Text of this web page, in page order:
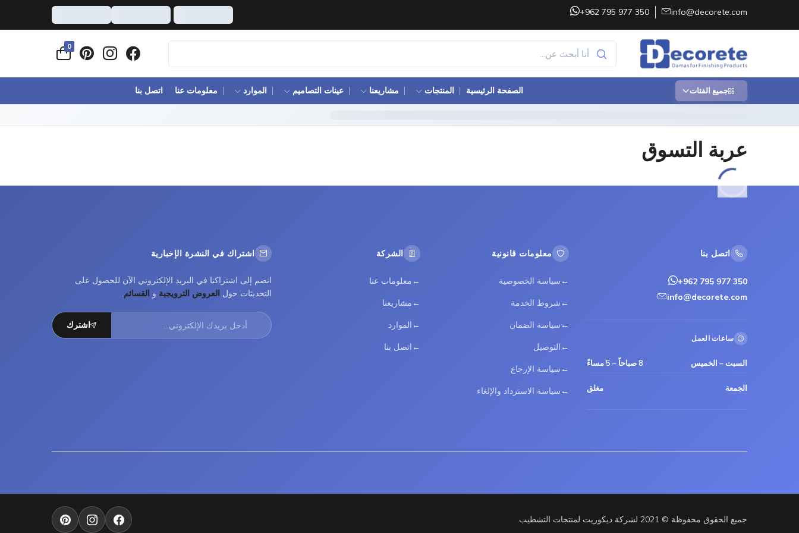
info@decorete.com
+962 795 977 350
0
جميع الفئات الصفحة الرئيسية المنتجات مشاريعنا عينات التصاميم الموارد معلومات عنا اتصل بنا
عربة التسوق
اتصل بنا
+962 795 977 350
info@decorete.com
ساعات العمل
السبت – الخميس 8 صباحاً – 5 مساءً
الجمعة مغلق
معلومات قانونية
سياسة الخصوصية
شروط الخدمة
سياسة الضمان
التوصيل
سياسة الإرجاع
سياسة الاسترداد والإلغاء
الشركة
معلومات عنا
مشاريعنا
الموارد
اتصل بنا
اشتراك في النشرة الإخبارية
انضم إلى اشتراكنا في البريد الإلكتروني الآن للحصول على
التحديثات حول العروض الترويجية و القسائم.
اشترك
جميع الحقوق محفوظة © 2021 لشركة ديكوريت لمنتجات التشطيب